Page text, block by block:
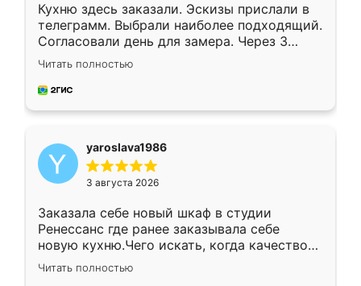
Кухню здесь заказали. Эскизы прислали в
телеграмм. Выбрали наиболее подходящий.
Согласовали день для замера. Через 3
недели кухня была уже готова. Остались
довольны работой. Спасибо Ренессанс
мебель за качественную работу!
Читать полностью
yaroslava1986
3 августа 2026
Заказала себе новый шкаф в студии
Ренессанс где ранее заказывала себе
новую кухню.Чего искать, когда качеством
вполне довольна. Служит кухня уже почти
два года, нареканий нет.
Читать полностью